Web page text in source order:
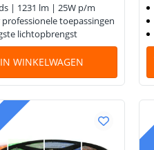
| 1231 lm | 25W p/m
toepassingen
lichtopbrengst
IN WINKELWAGEN